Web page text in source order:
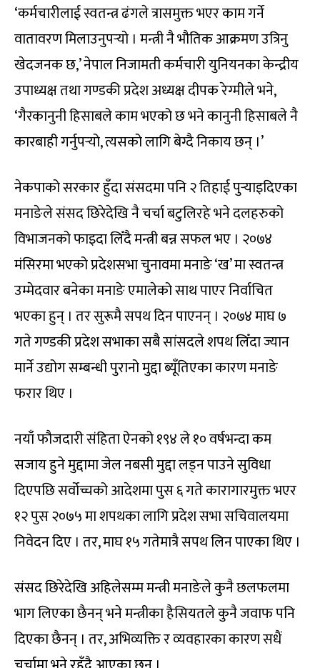
‘कर्मचारीलाई स्वतन्त्र ढंगले त्रासमुक्त भएर काम गर्ने
वातावरण मिलाउनुपर्‍यो । मन्त्री नै भौतिक आक्रमण उत्रिनु
खेदजनक छ,’ नेपाल निजामती कर्मचारी युनियनका केन्द्रीय
उपाध्यक्ष तथा गण्डकी प्रदेश अध्यक्ष दीपक रेग्मीले भने,
‘गैरकानुनी हिसाबले काम भएको छ भने कानुनी हिसाबले नै
कारबाही गर्नुपर्‍यो, त्यसको लागि बेग्दै निकाय छन् ।’
नेकपाको सरकार हुँदा संसदमा पनि २ तिहाई पुर्‍याइदिएका
मनाङेले संसद छिरेदेखि नै चर्चा बटुलिरहे भने दलहरुको
विभाजनको फाइदा लिँदै मन्त्री बन्न सफल भए । २०७४
मंसिरमा भएको प्रदेशसभा चुनावमा मनाङे ‘ख’ मा स्वतन्त्र
उम्मेदवार बनेका मनाङे एमालेको साथ पाएर निर्वाचित
भएका हुन् । तर सुरूमै सपथ दिन पाएनन् । २०७४ माघ ७
गते गण्डकी प्रदेश सभाका सबै सांसदले शपथ लिँदा ज्यान
मार्ने उद्योग सम्बन्धी पुरानो मुद्दा ब्यूँतिएका कारण मनाङे
फरार थिए ।
नयाँ फौजदारी संहिता ऐनको १९४ ले १० वर्षभन्दा कम
सजाय हुने मुद्दामा जेल नबसी मुद्दा लड्न पाउने सुविधा
दिएपछि सर्वोच्चको आदेशमा पुस ६ गते कारागारमुक्त भएर
१२ पुस २०७५ मा शपथका लागि प्रदेश सभा सचिवालयमा
निवेदन दिए । तर, माघ १५ गतेमात्रै सपथ लिन पाएका थिए ।
संसद छिरेदेखि अहिलेसम्म मन्त्री मनाङेले कुनै छलफलमा
भाग लिएका छैनन् भने मन्त्रीका हैसियतले कुनै जवाफ पनि
दिएका छैनन् । तर, अभिव्यक्ति र व्यवहारका कारण सधैं